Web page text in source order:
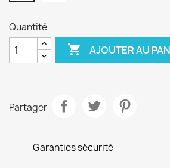
Quantité
 AJOUTER AU
Partager
Garanties sécurité